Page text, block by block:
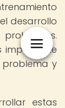
desarrollo
importante
y
estas